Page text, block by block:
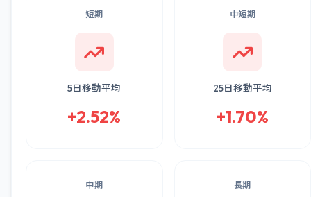
短期
5日移動平均
+2.52%
中短期
25日移動平均
+1.70%
中期 長期